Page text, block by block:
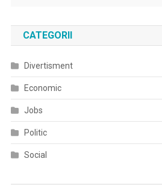
CATEGORII
Divertisment
Economic
Jobs
Politic
Social